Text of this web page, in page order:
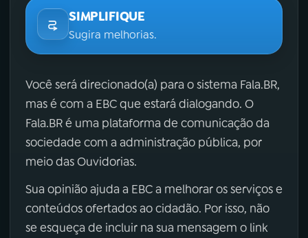
SIMPLIFIQUE
Sugira melhorias.
Você será direcionado(a) para o sistema Fala.BR,
mas é com a EBC que estará dialogando. O
Fala.BR é uma plataforma de comunicação da
sociedade com a administração pública, por
meio das Ouvidorias.
Sua opinião ajuda a EBC a melhorar os serviços e
conteúdos ofertados ao cidadão. Por isso, não
se esqueça de incluir na sua mensagem o link